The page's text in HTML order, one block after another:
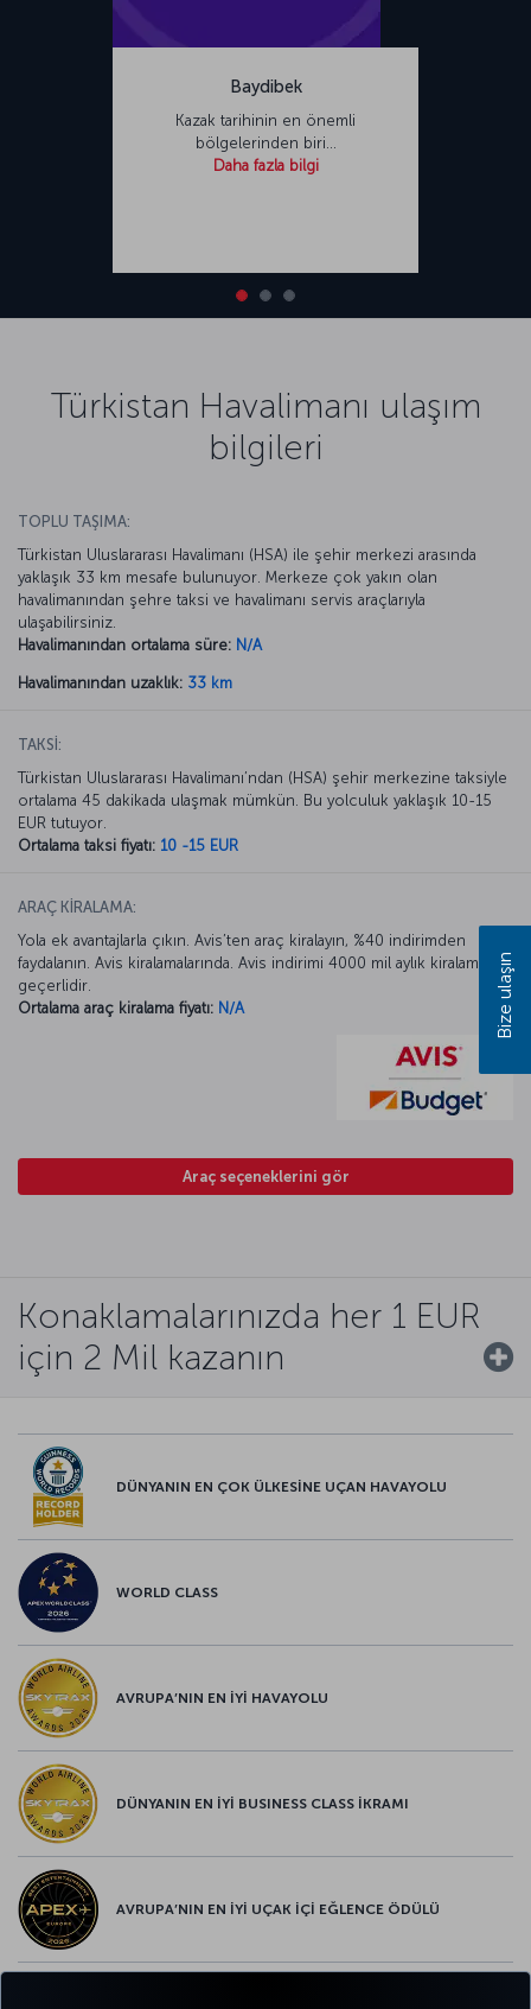
Baydibek
Kazak tarihinin en önemli
bölgelerinden biri…
Daha fazla bilgi
Türkistan Havalimanı ulaşım
bilgileri
TOPLU TAŞIMA:
Türkistan Uluslararası Havalimanı (HSA) ile şehir merkezi arasında
yaklaşık 33 km mesafe bulunuyor. Merkeze çok yakın olan
havalimanından şehre taksi ve havalimanı servis araçlarıyla
ulaşabilirsiniz.
Havalimanından ortalama süre: N/A
Havalimanından uzaklık: 33 km
TAKSİ:
Türkistan Uluslararası Havalimanı’ndan (HSA) şehir merkezine taksiyle
ortalama 45 dakikada ulaşmak mümkün. Bu yolculuk yaklaşık 10-15
EUR tutuyor.
Ortalama taksi fiyatı: 10 -15 EUR
ARAÇ KİRALAMA:
Yola ek avantajlarla çıkın. Avis’ten araç kiralayın, %40 indirimden
faydalanın. Avis kiralamalarında. Avis indirimi 4000 mil aylık kiralamada
geçerlidir.
Ortalama araç kiralama fiyatı: N/A
Araç seçeneklerini gör
Konaklamalarınızda her 1 EUR
için 2 Mil kazanın
DÜNYANIN EN ÇOK ÜLKESİNE UÇAN HAVAYOLU
WORLD CLASS
AVRUPA’NIN EN İYİ HAVAYOLU
DÜNYANIN EN İYİ BUSINESS CLASS İKRAMI
AVRUPA’NIN EN İYİ UÇAK İÇİ EĞLENCE ÖDÜLÜ
Bize ulaşın